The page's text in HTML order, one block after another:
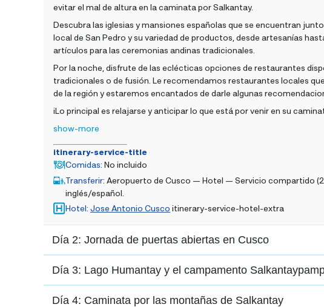
evitar el mal de altura en la caminata por Salkantay.
Descubra las iglesias y mansiones españolas que se encuentran
local de San Pedro y su variedad de productos, desde artesanías
artículos para las ceremonias andinas tradicionales.
Por la noche, disfrute de las eclécticas opciones de restaurantes
tradicionales o de fusión. Le recomendamos restaurantes locales
de la región y estaremos encantados de darle algunas
¡Lo principal es relajarse y anticipar lo que está por venir en su
show-more
itinerary-service-title
Comidas:No incluido
Transferir:Aeropuerto de Cusco — Hotel — Servicio compartido
inglés/español.
Hotel:Jose Antonio Cusco itinerary-service-hotel-extra
Día 2: Jornada de puertas abiertas en Cusco
Día 3: Lago Humantay y el campamento
Día 4: Caminata por las montañas de Salkantay